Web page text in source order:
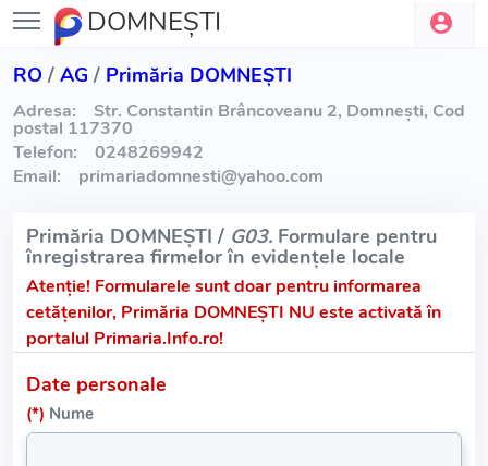
DOMNEŞTI
RO / AG / Primăria DOMNEŞTI
Adresa: Str. Constantin Brâncoveanu 2, Domnești, Cod
postal 117370
Telefon:
0248269942
Email:
primariadomnesti@yahoo.com
Primăria DOMNEŞTI / G03. Formulare pentru
înregistrarea firmelor în evidențele locale
Atenție! Formularele sunt doar pentru informarea
cetățenilor, Primăria DOMNEŞTI NU este activată în
portalul Primaria.Info.ro!
Date personale
(*) Nume